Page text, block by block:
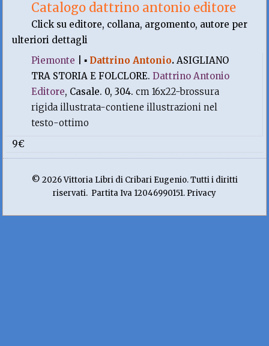
Catalogo dattrino antonio editore
Click su editore, collana, argomento, autore per
ulteriori dettagli
Piemonte |▪ Dattrino Antonio.ASIGLIANO
TRA STORIA E FOLCLORE.Dattrino Antonio
Editore, Casale. 0, 304.cm 16x22-brossura
rigida illustrata-contiene illustrazioni nel
testo-ottimo
9€
© 2026 Vittoria Libri di Cribari Eugenio. Tutti i diritti
riservati. Partita Iva 12046990151. Privacy